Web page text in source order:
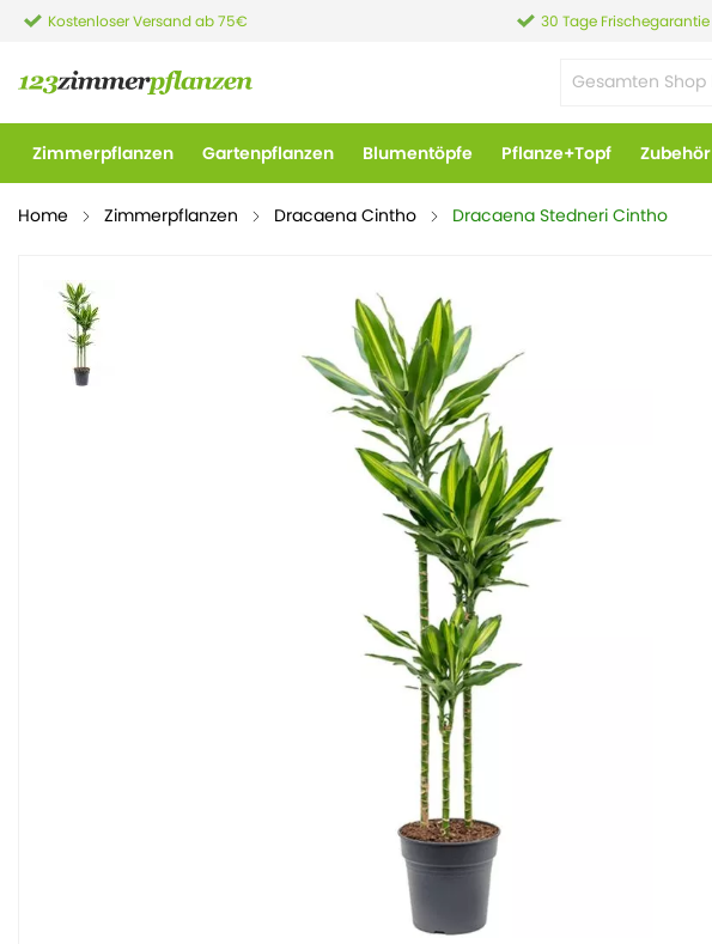
Kostenloser Versand ab 75€ 30 Tage Frischegarantie
Zimmerpflanzen Gartenpflanzen Blumentöpfe Pflanze+Topf Zubehör
Home Zimmerpflanzen Dracaena Cintho Dracaena Stedneri Cintho